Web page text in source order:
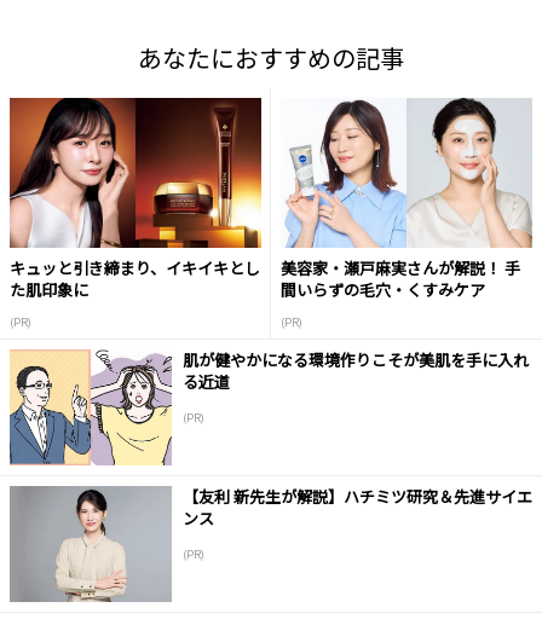
あなたにおすすめの記事
キュッと引き締まり、イキイキとし
た肌印象に
(PR)
美容家・瀬戸麻実さんが解説！ 手
間いらずの毛穴・くすみケア
(PR)
肌が健やかになる環境作りこそが美肌を手に入れ
る近道
(PR)
【友利 新先生が解説】ハチミツ研究＆先進サイエ
ンス
(PR)